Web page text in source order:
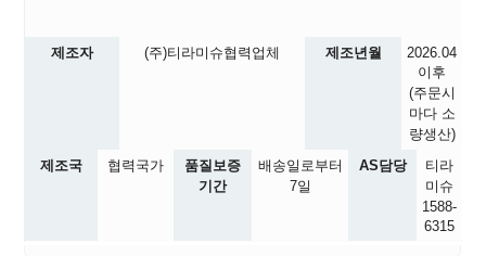
제조자 (주)티라미슈협력업체 제조년월
2026.04
이후
(주문시
마다 소
량생산)
제조국
협력국가
품질보증
기간
배송일로부터
7일
AS담당
티라
미슈
1588-
6315